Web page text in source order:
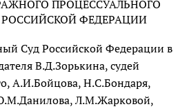
ПРОЦЕССУАЛЬНОГО
РОССИЙСКОЙ ФЕДЕРАЦИИ
Суд Российской Федерации в
В.Д.Зорькина, судей
А.И.Бойцова, Н.С.Бондаря,
Л.М.Жарковой,